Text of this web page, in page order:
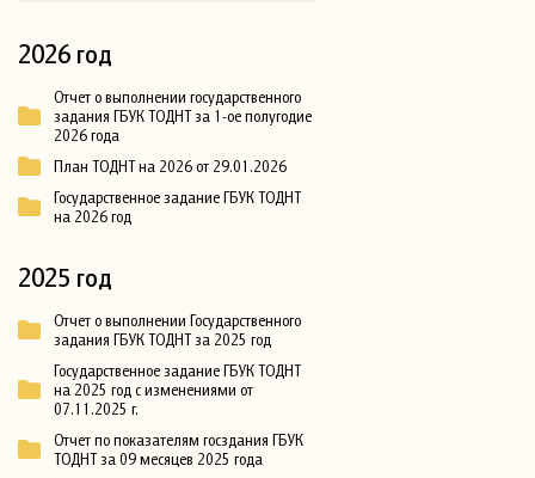
2026 год
Отчет о выполнении государственного
задания ГБУК ТОДНТ за 1-ое полугодие
2026 года
План ТОДНТ на 2026 от 29.01.2026
Государственное задание ГБУК ТОДНТ
на 2026 год
2025 год
Отчет о выполнении Государственного
задания ГБУК ТОДНТ за 2025 год
Государственное задание ГБУК ТОДНТ
на 2025 год с изменениями от
07.11.2025 г.
Отчет по показателям госздания ГБУК
ТОДНТ за 09 месяцев 2025 года